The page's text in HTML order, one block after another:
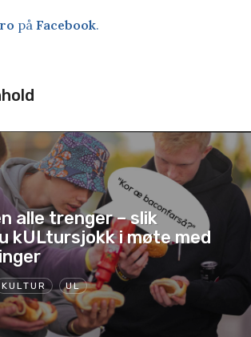
på Facebook.
KULTUR UL
alle trenger – slik
kULtursjokk i møte med